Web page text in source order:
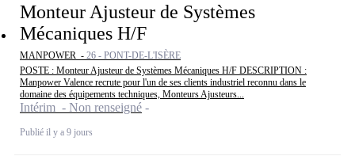
Monteur Ajusteur de Systèmes
Mécaniques H/F
MANPOWER - 26 - PONT-DE-L'ISÈRE
POSTE : Monteur Ajusteur de Systèmes Mécaniques H/F DESCRIPTION :
Manpower Valence recrute pour l'un de ses clients industriel reconnu dans le
domaine des équipements techniques, Monteurs Ajusteurs...
Intérim - Non renseigné
Publié il y a 9 jours